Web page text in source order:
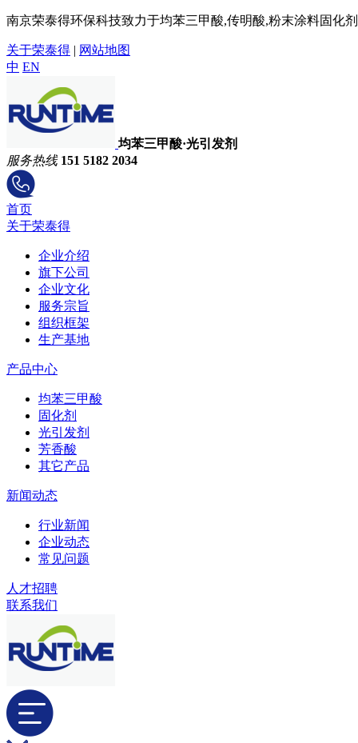
南京荣泰得环保科技致力于均苯三甲酸,传明酸,粉末涂料固化
关于荣泰得 | 网站地图
中 EN
均苯三甲酸·光引发剂
服务热线 151 5182 2034
首页
关于荣泰得
企业介绍
旗下公司
企业文化
服务宗旨
组织框架
生产基地
产品中心
均苯三甲酸
固化剂
光引发剂
芳香酸
其它产品
新闻动态
行业新闻
企业动态
常见问题
人才招聘
联系我们